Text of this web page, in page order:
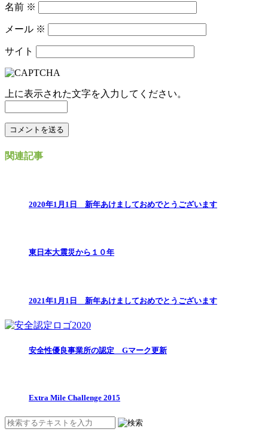
名前 ※
メール ※
サイト
上に表示された文字を入力してください。
関連記事
2020年1月1日 新年あけましておめでとうございます
東日本大震災から１０年
2021年1月1日 新年あけましておめでとうございます
安全性優良事業所の認定 Gマーク更新
Extra Mile Challenge 2015